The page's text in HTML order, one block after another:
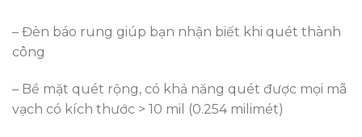
– Đèn báo rung giúp bạn nhận biết khi quét thành
công
– Bề mặt quét rộng, có khả năng quét được mọi mã
vạch có kích thước > 10 mil (0.254 milimét)